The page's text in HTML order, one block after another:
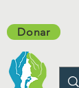
Donar